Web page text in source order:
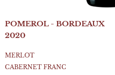
POMEROL - BORDEAUX
2020
MERLOT
CABERNET FRANC